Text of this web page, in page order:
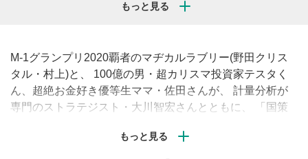
M-1グランプリ2020覇者のマヂカルラブリー(野田クリス
タル・村上)と、 100億の男・超カリスマ投資家テスタく
ん、超絶お金好き優等生ママ・佐田さんが、 計量分析が
専門のストラテジスト・大川智宏さんとともに、 「国策